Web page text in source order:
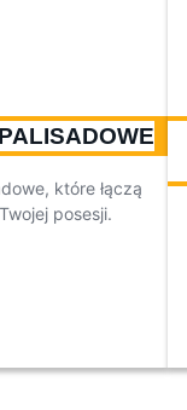
które łączą
posesji.